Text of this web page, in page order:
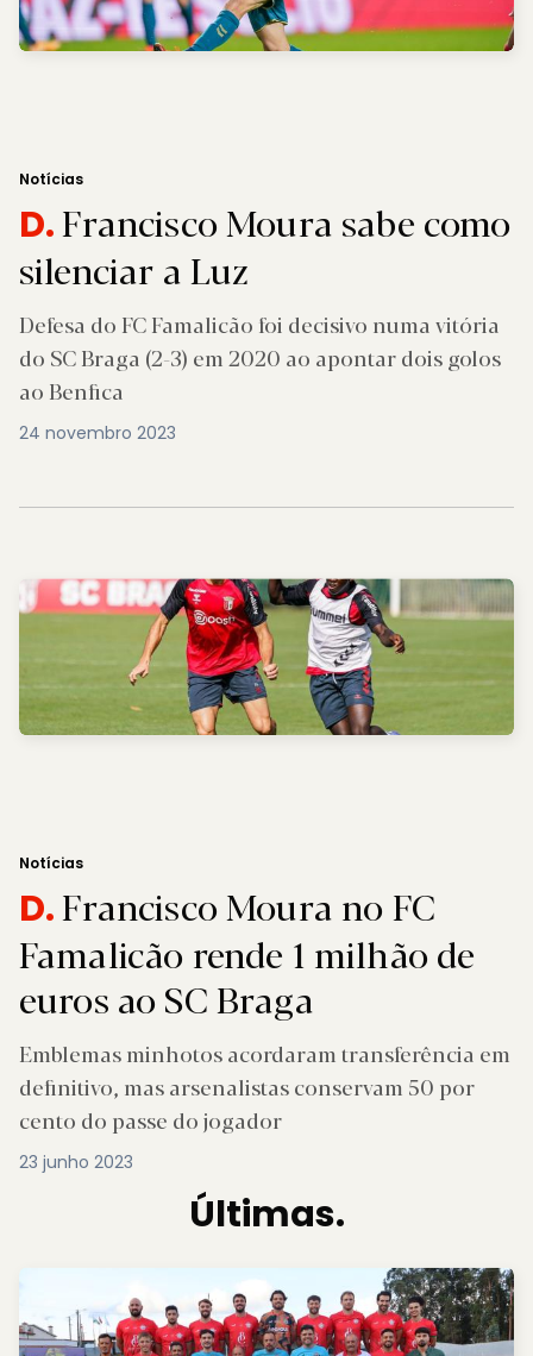
Notícias
D.Francisco Moura sabe como
silenciar a Luz
Defesa do FC Famalicão foi decisivo numa vitória
do SC Braga (2-3) em 2020 ao apontar dois golos
ao Benfica
24 novembro 2023
Notícias
D.Francisco Moura no FC
Famalicão rende 1 milhão de
euros ao SC Braga
Emblemas minhotos acordaram transferência em
definitivo, mas arsenalistas conservam 50 por
cento do passe do jogador
23 junho 2023
Últimas.